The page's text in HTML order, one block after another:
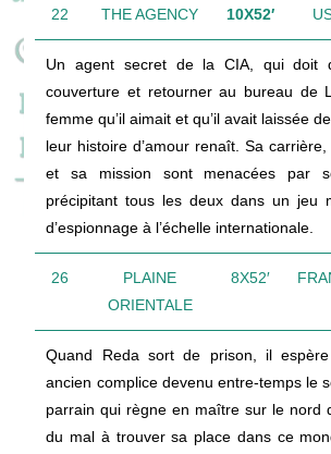
22 THE AGENCY 10X52′
Un agent secret de la CIA, qui doit
couverture et retourner au bureau de
femme qu’il aimait et qu’il avait laissée
leur histoire d’amour renaît. Sa
et sa mission sont menacées par
précipitant tous les deux dans un jeu
d’espionnage à l’échelle internationale.
26
PLAINE
ORIENTALE
8X52′
Quand Reda sort de prison, il
ancien complice devenu entre-temps le
parrain qui règne en maître sur le nord
du mal à trouver sa place dans ce